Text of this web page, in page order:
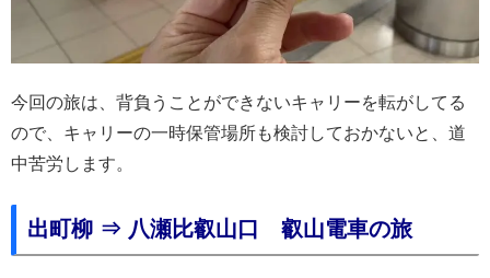
今回の旅は、背負うことができないキャリーを転がしてる
ので、キャリーの一時保管場所も検討しておかないと、道
中苦労します。
出町柳 ⇒ 八瀬比叡山口 叡山電車の旅